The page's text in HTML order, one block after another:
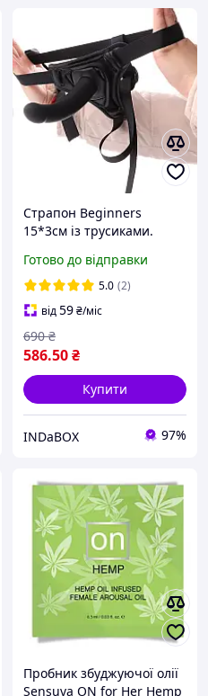
Страпон Beginners
15*3см із трусиками.
страпон. Секс товари для
дорослих
Готово до відправки
5.0 (2)
від59₴/міс
586.50₴
690 ₴
Купити
INDaBOX 97%
Пробник збуджуючої олії
Sensuva ON for Her Hemp